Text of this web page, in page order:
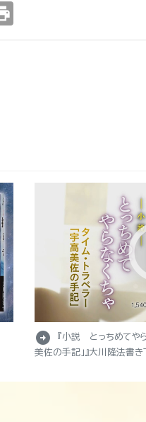
arrow_circle_right
『小説 とっちめてやら
美佐の手記」』大川隆法書